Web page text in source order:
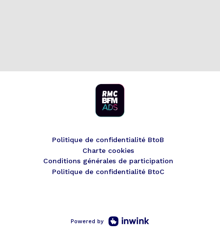
Politique de confidentialité BtoB
Charte cookies
Conditions générales de participation
Politique de confidentialité BtoC
Powered by